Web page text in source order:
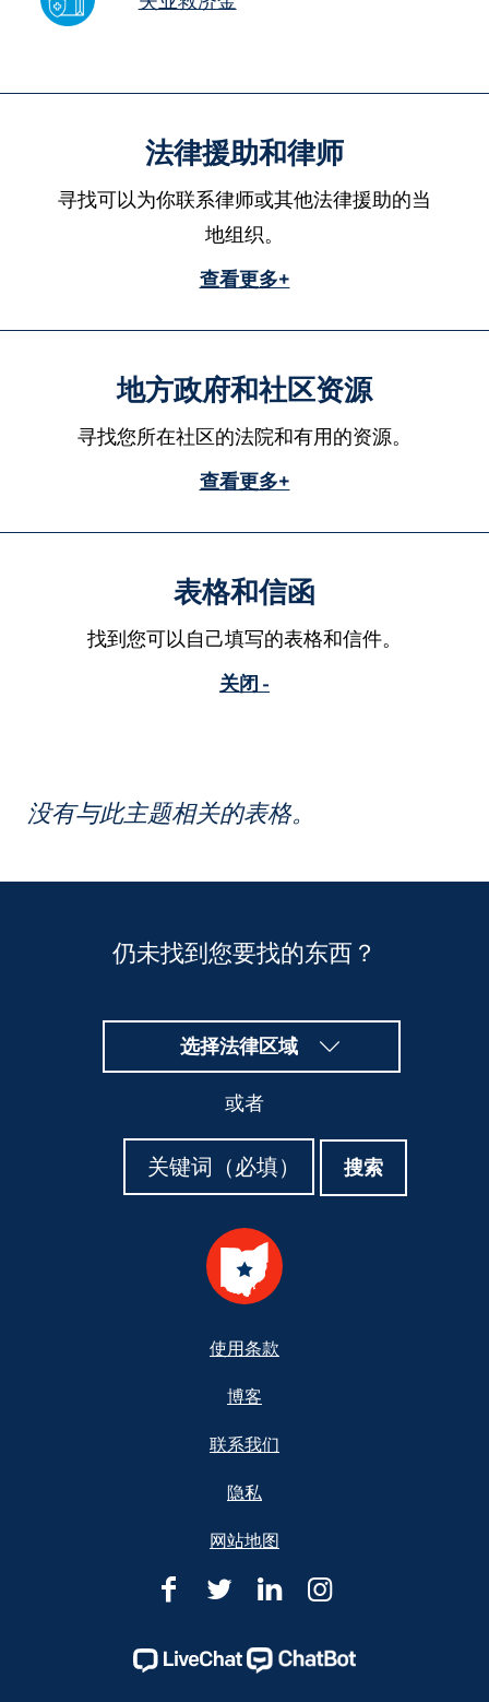
法律援助和律师
寻找可以为你联系律师或其他法律援助的当
地组织。
查看更多+
地方政府和社区资源
寻找您所在社区的法院和有用的资源。
查看更多+
表格和信函
找到您可以自己填写的表格和信件。
关闭 -
没有与此主题相关的表格。
仍未找到您要找的东西？
选择法律区域
或者
搜索
使用条款
博客
联系我们
隐私
网站地图
俄
俄
俄
俄
俄
俄
俄
俄